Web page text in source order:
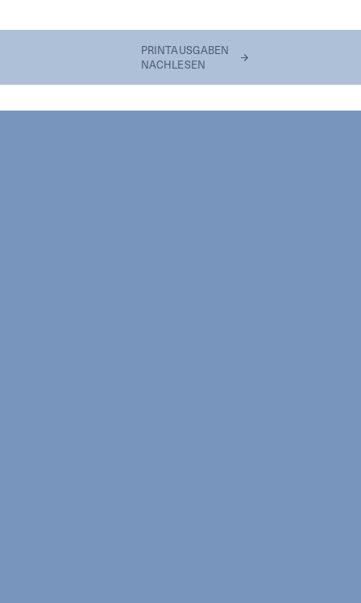
PRINTAUSGABEN
NACHLESEN